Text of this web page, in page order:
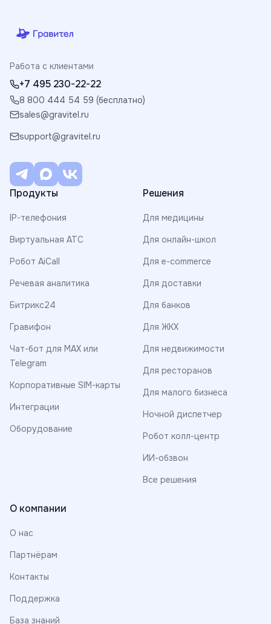
Работа с клиентами
+7 495 230-22-22
8 800 444 54 59 (бесплатно)
sales@gravitel.ru
support@gravitel.ru
Продукты
IP-телефония
Виртуальная АТС
Робот AiCall
Речевая аналитика
Битрикс24
Гравифон
Чат-бот для MAX или
Telegram
Корпоративные SIM-карты
Интеграции
Оборудование
Решения
Для медицины
Для онлайн-школ
Для e-commerce
Для доставки
Для банков
Для ЖКХ
Для недвижимости
Для ресторанов
Для малого бизнеса
Ночной диспетчер
Робот колл-центр
ИИ-обзвон
Все решения
О компании
О нас
Партнёрам
Контакты
Поддержка
База знаний